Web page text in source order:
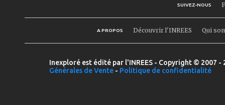
SUIVEZ-NOUS
A PROPOS Découvrir l'INREES Qui
Inexploré est édité par l'INREES - Copyright © 2007
Générales de Vente - Politique de confidentialité